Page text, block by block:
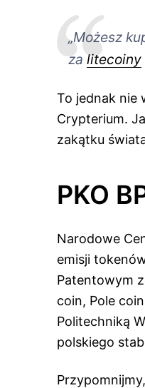
„Możesz
zalitecoiny
To jednak nie
Crypterium.
zakątku
PKO
Narodowe
emisji
Patentowym
coin, Pole
Politechniką
polskiego